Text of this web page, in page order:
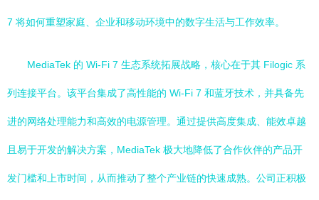
7 将如何重塑家庭、企业和移动环境中的数字生活与工作效率。
MediaTek 的 Wi-Fi 7 生态系统拓展战略，核心在于其 Filogic 系
列连接平台。该平台集成了高性能的 Wi-Fi 7 和蓝牙技术，并具备先
进的网络处理能力和高效的电源管理。通过提供高度集成、能效卓越
且易于开发的解决方案，MediaTek 极大地降低了合作伙伴的产品开
发门槛和上市时间，从而推动了整个产业链的快速成熟。公司正积极